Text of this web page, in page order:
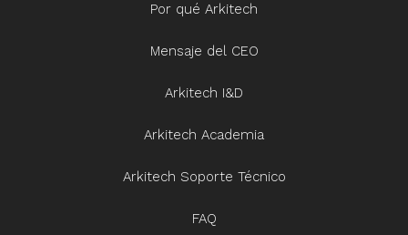
Por qué Arkitech
Mensaje del CEO
Arkitech I&D
Arkitech Academia
Arkitech Soporte Técnico
FAQ